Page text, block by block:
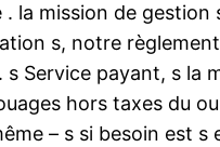
la mission de
s, notre
s Service payant, s
hors taxes du
– s si besoin est s